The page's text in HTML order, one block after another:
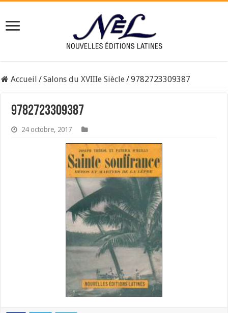
Accueil /Salons du XVIIIe Siècle/9782723309387
9782723309387
24 octobre, 2017